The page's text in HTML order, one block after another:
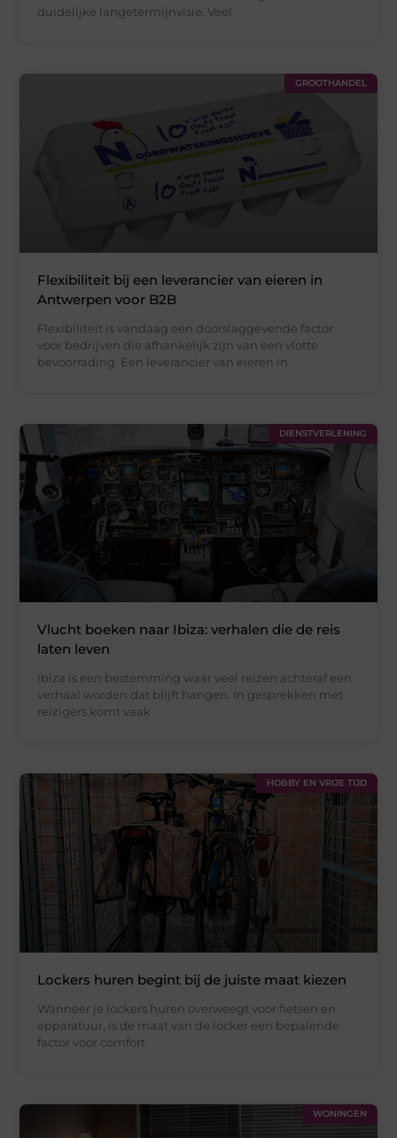
duidelijke langetermijnvisie. Veel
GROOTHANDEL
Flexibiliteit bij een leverancier van eieren in
Antwerpen voor B2B
Flexibiliteit is vandaag een doorslaggevende factor
voor bedrijven die afhankelijk zijn van een vlotte
bevoorrading. Een leverancier van eieren in
DIENSTVERLENING
Vlucht boeken naar Ibiza: verhalen die de reis
laten leven
Ibiza is een bestemming waar veel reizen achteraf een
verhaal worden dat blijft hangen. In gesprekken met
reizigers komt vaak
HOBBY EN VRIJE TIJD
Lockers huren begint bij de juiste maat kiezen
Wanneer je lockers huren overweegt voor fietsen en
apparatuur, is de maat van de locker een bepalende
factor voor comfort
WONINGEN